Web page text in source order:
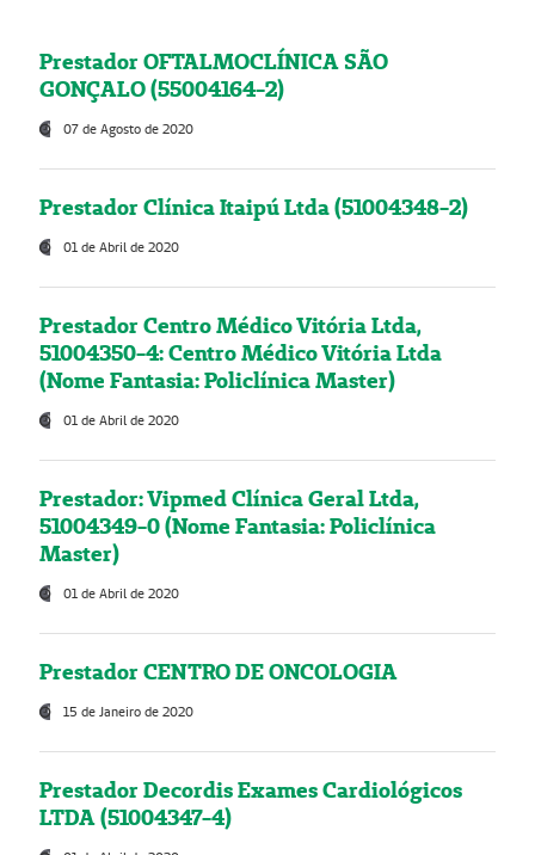
Prestador OFTALMOCLÍNICA SÃO
GONÇALO (55004164-2)
07 de Agosto de 2020
Prestador Clínica Itaipú Ltda (51004348-2)
01 de Abril de 2020
Prestador Centro Médico Vitória Ltda,
51004350-4: Centro Médico Vitória Ltda
(Nome Fantasia: Policlínica Master)
01 de Abril de 2020
Prestador: Vipmed Clínica Geral Ltda,
51004349-0 (Nome Fantasia: Policlínica
Master)
01 de Abril de 2020
Prestador CENTRO DE ONCOLOGIA
15 de Janeiro de 2020
Prestador Decordis Exames Cardiológicos
LTDA (51004347-4)